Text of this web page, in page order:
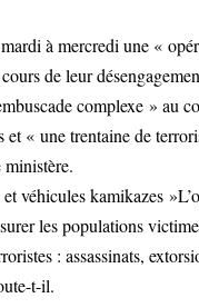
à mercredi une «
de leur
complexe » au
et « une trentaine de
véhicules kamikazes
les populations
: assassinats,
t-il.